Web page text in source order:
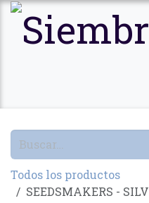
Ir al contenido
Todos los productos
SEEDSMAKERS -